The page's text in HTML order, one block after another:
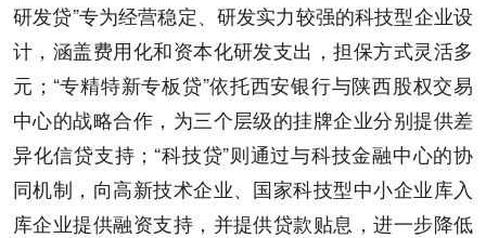
研发贷”专为经营稳定、研发实力较强的科技型企业设
计，涵盖费用化和资本化研发支出，担保方式灵活多
元；“专精特新专板贷”依托西安银行与陕西股权交易
中心的战略合作，为三个层级的挂牌企业分别提供差
异化信贷支持；“科技贷”则通过与科技金融中心的协
同机制，向高新技术企业、国家科技型中小企业库入
库企业提供融资支持，并提供贷款贴息，进一步降低